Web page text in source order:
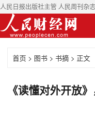
人民日报出版社主管 人民周刊杂
首页 > 图书 > 书摘 > 正文
《读懂对外开放